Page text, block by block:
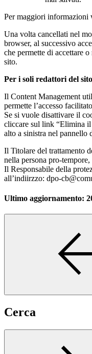
Per maggiori informazioni
Una volta cancellati nel
browser, al successivo
che permette di accettare
sito.
Per i soli redattori del sito
Il Content Management
permette l’accesso
Se si vuole disattivare il
cliccare sul link “Elimina
alto a sinistra nel pannello
Il Titolare del trattamento
nella persona pro-
Il Responsabile della
all’indiirzzo: dpo-
Ultimo aggiornamento:
Cerca